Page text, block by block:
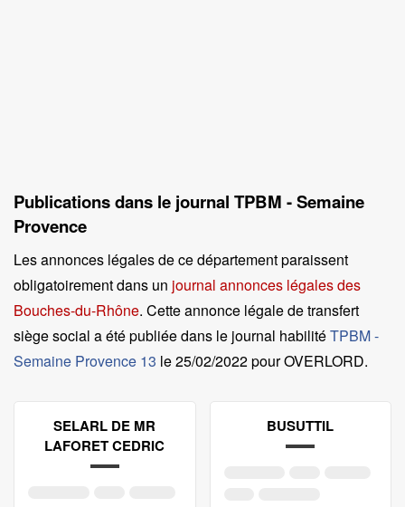
Publications dans le journal TPBM - Semaine
Provence
Les annonces légales de ce département paraissent
obligatoirement dans un journal annonces légales des
Bouches-du-Rhône. Cette annonce légale de transfert
siège social a été publiée dans le journal habilitéTPBM -
Semaine Provence 13 le25/02/2022 pour OVERLORD.
SELARL DE MR
LAFORET CEDRIC
BUSUTTIL